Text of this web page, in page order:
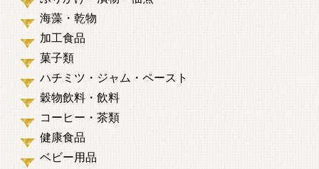
海藻・乾物
加工食品
菓子類
ハチミツ・ジャム・ペースト
穀物飲料・飲料
コーヒー・茶類
健康食品
ベビー用品